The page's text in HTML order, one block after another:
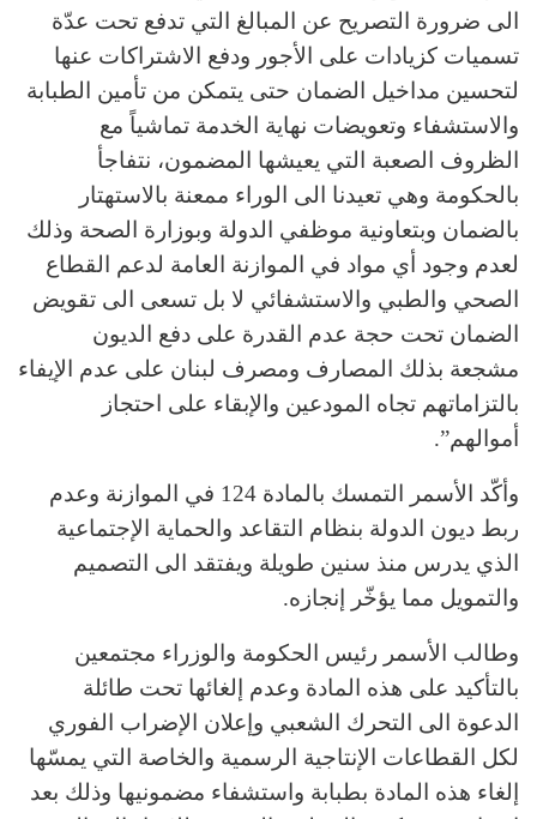
الى ضرورة التصريح عن المبالغ التي تدفع تحت عدّة
تسميات كزيادات على الأجور ودفع الاشتراكات عنها
لتحسين مداخيل الضمان حتى يتمكن من تأمين الطبابة
والاستشفاء وتعويضات نهاية الخدمة تماشياً مع
الظروف الصعبة التي يعيشها المضمون، نتفاجأ
بالحكومة وهي تعيدنا الى الوراء ممعنة بالاستهتار
بالضمان وبتعاونية موظفي الدولة وبوزارة الصحة وذلك
لعدم وجود أي مواد في الموازنة العامة لدعم القطاع
الصحي والطبي والاستشفائي لا بل تسعى الى تقويض
الضمان تحت حجة عدم القدرة على دفع الديون
مشجعة بذلك المصارف ومصرف لبنان على عدم الإيفاء
بالتزاماتهم تجاه المودعين والإبقاء على احتجاز
أموالهم”.
وأكّد الأسمر التمسك بالمادة 124 في الموازنة وعدم
ربط ديون الدولة بنظام التقاعد والحماية الإجتماعية
الذي يدرس منذ سنين طويلة ويفتقد الى التصميم
والتمويل مما يؤخّر إنجازه.
وطالب الأسمر رئيس الحكومة والوزراء مجتمعين
بالتأكيد على هذه المادة وعدم إلغائها تحت طائلة
الدعوة الى التحرك الشعبي وإعلان الإضراب الفوري
لكل القطاعات الإنتاجية الرسمية والخاصة التي يمسّها
إلغاء هذه المادة بطبابة واستشفاء مضمونيها وذلك بعد